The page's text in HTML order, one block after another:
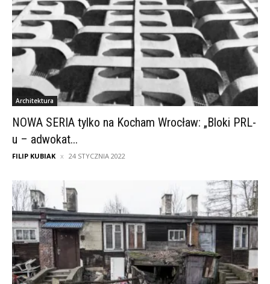
Architektura
NOWA SERIA tylko na Kocham Wrocław: „Bloki PRL-
u – adwokat...
FILIP KUBIAK 24 STYCZNIA 2022